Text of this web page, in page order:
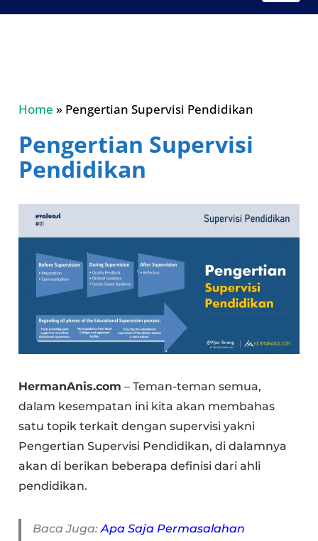
Home » Pengertian Supervisi Pendidikan
Pengertian Supervisi
Pendidikan
HermanAnis.com – Teman-teman semua,
dalam kesempatan ini kita akan membahas
satu topik terkait dengan supervisi yakni
Pengertian Supervisi Pendidikan, di dalamnya
akan di berikan beberapa definisi dari ahli
pendidikan.
Baca Juga:Apa Saja Permasalahan